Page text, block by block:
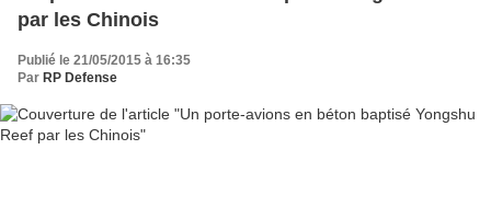
par les Chinois
Publié le 21/05/2015 à 16:35
Par RP Defense